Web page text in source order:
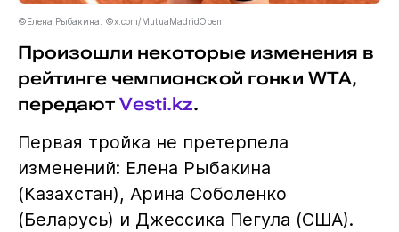
©Елена Рыбакина. ©x.com/MutuaMadridOpen
Произошли некоторые изменения в
рейтинге чемпионской гонки WTA,
передают Vesti.kz.
Первая тройка не претерпела
изменений: Елена Рыбакина
(Казахстан), Арина Соболенко
(Беларусь) и Джессика Пегула (США).